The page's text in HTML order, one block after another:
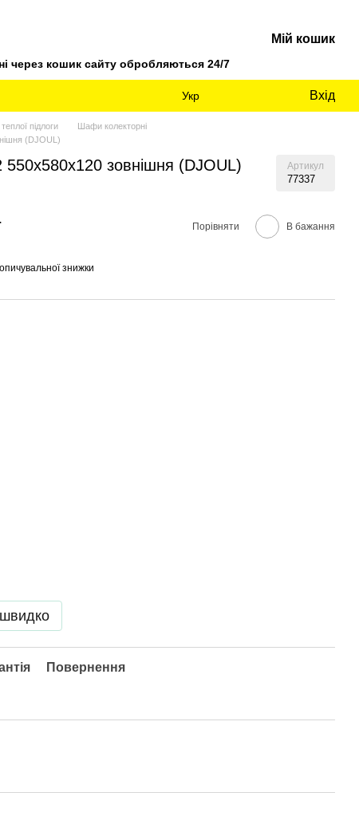
через кошик сайту обробляються 24/7
Мій кошик
Укр Вхід
підлоги
Шафи колекторні
(DJOUL)
зовнішня (DJOUL) Артикул
77337
Порівняти В бажання
знижки
Повернення